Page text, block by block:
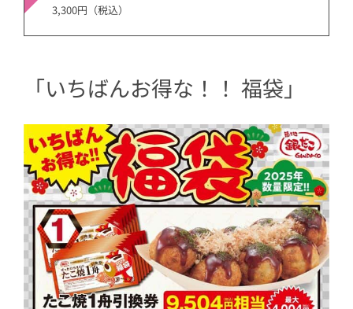
3,300円（税込）
「いちばんお得な！！ 福袋」